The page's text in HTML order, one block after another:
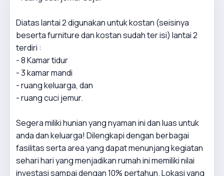
Diatas lantai 2 digunakan untuk kostan (seisinya
beserta furniture dan kostan sudah ter isi) lantai 2
terdiri :
- 8 Kamar tidur
- 3 kamar mandi
- ruang keluarga, dan
- ruang cuci jemur.
Segera miliki hunian yang nyaman ini dan luas untuk
anda dan keluarga! Dilengkapi dengan berbagai
fasilitas serta area yang dapat menunjang kegiatan
sehari hari yang menjadikan rumah ini memiliki nilai
investasi sampai dengan 10% pertahun. Lokasi yang